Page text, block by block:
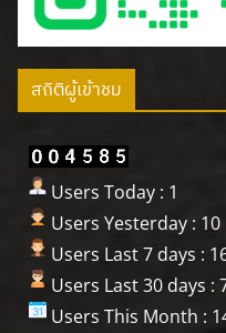
สถิติผู้เข้าชม
Users Today : 1
Users Yesterday : 10
Users Last 7 days :
Users Last 30 days :
Users This Month :